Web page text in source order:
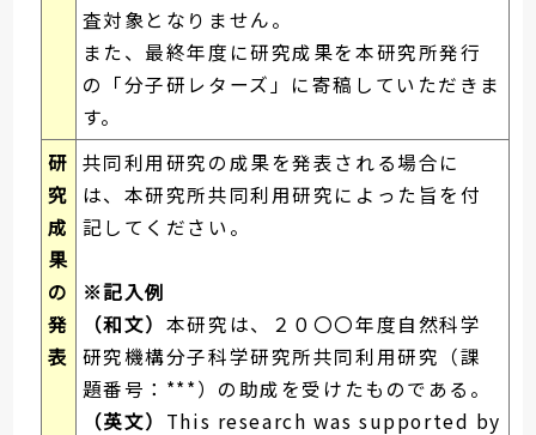
査対象となりません。
また、最終年度に研究成果を本研究所発行
の「分子研レターズ」に寄稿していただきま
す。
研
究
成
果
の
発
表
共同利用研究の成果を発表される場合に
は、本研究所共同利用研究によった旨を付
記してください。
※記入例
（和文） 本研究は、２０〇〇年度自然科学
研究機構分子科学研究所共同利用研究（課
題番号：***）の助成を受けたものである。
（英文） This research was supported by